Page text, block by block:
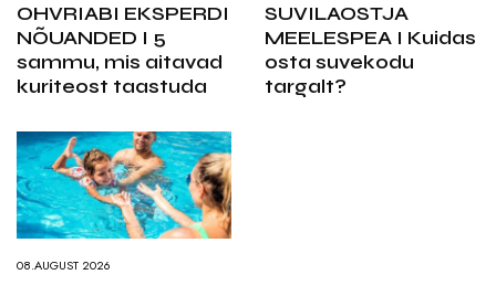
OHVRIABI EKSPERDI
NÕUANDED I 5
sammu, mis aitavad
kuriteost taastuda
SUVILAOSTJA
MEELESPEA I Kuidas
osta suvekodu
targalt?
08.AUGUST 2026